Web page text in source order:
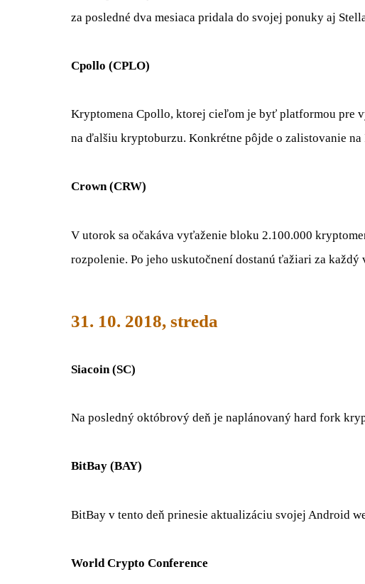
za posledné dva mesiaca pridala do svojej ponuky aj
Cpollo (CPLO)
Kryptomena Cpollo, ktorej cieľom je byť platformou pre
na ďalšiu kryptoburzu. Konkrétne pôjde o zalistovanie
Crown (CRW)
V utorok sa očakáva vyťaženie bloku 2.100.000
rozpolenie. Po jeho uskutočnení dostanú ťažiari za každý
31. 10. 2018, streda
Siacoin (SC)
Na posledný októbrový deň je naplánovaný hard fork
BitBay (BAY)
BitBay v tento deň prinesie aktualizáciu svojej Android
World Crypto Conference